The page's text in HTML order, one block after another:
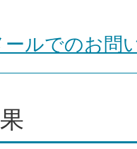
ールでのお問